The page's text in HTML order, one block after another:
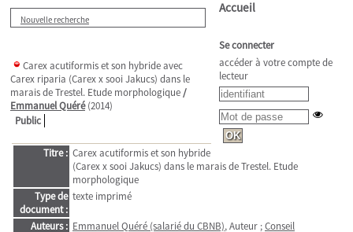
Nouvelle recherche
Carex acutiformis et son hybride avec
Carex riparia (Carex x sooi Jakucs) dans le
marais de Trestel. Etude morphologique/
Emmanuel Quéré(2014)
Public
Titre : Carex acutiformis et son hybride avec Carex riparia
(Carex x sooi Jakucs) dans le marais de Trestel. Etude
morphologique
Type de
document :
texte imprimé
Auteurs : Emmanuel Quéré (salarié du CBNB), Auteur ;Conseil
Accueil
Se connecter
accéder à votre compte de
lecteur